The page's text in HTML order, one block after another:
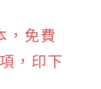
免費
，印下